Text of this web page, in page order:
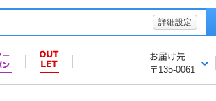
詳細設定
お届け先
〒135-0061